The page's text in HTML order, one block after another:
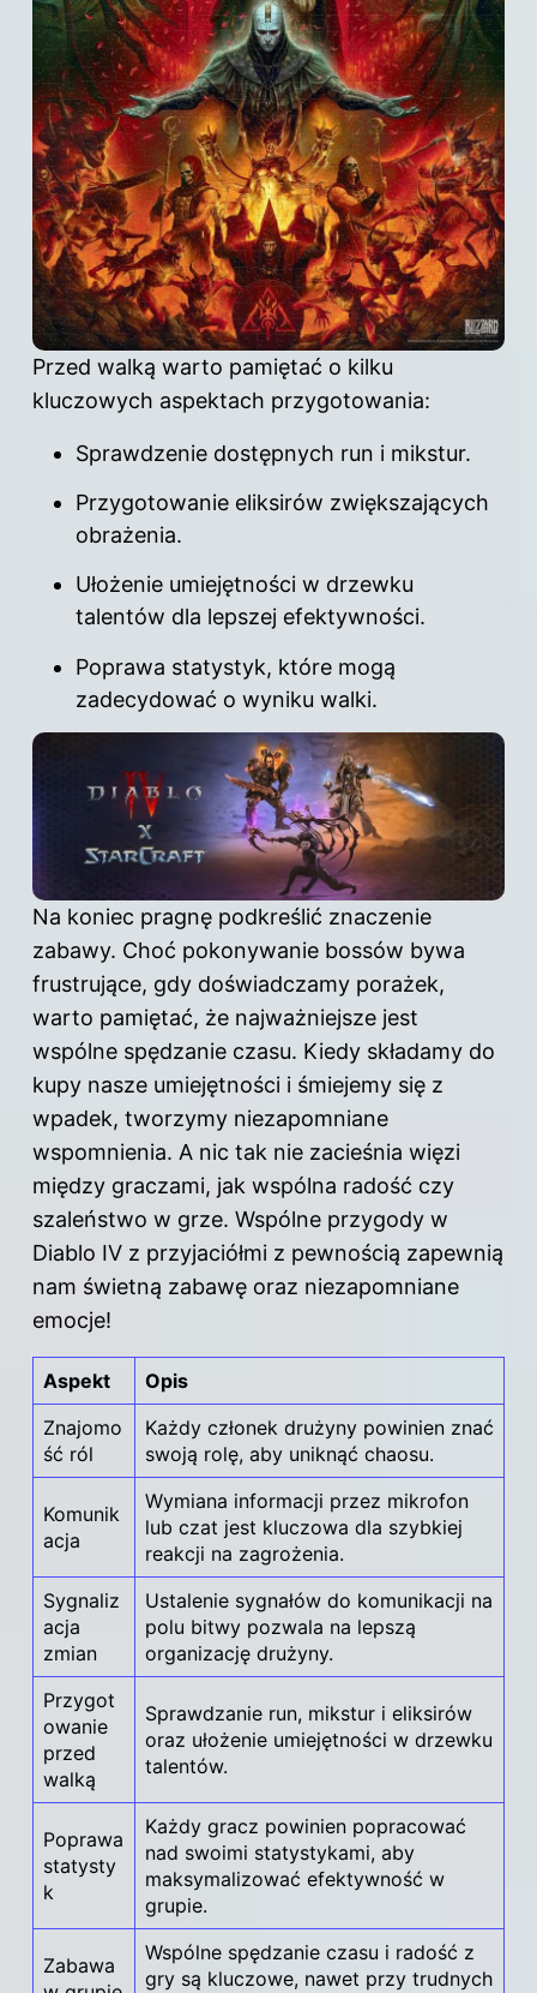
Przed walką warto pamiętać o kilku
kluczowych aspektach przygotowania:
Sprawdzenie dostępnych run i mikstur.
Przygotowanie eliksirów zwiększających
obrażenia.
Ułożenie umiejętności w drzewku
talentów dla lepszej efektywności.
Poprawa statystyk, które mogą
zadecydować o wyniku walki.
Na koniec pragnę podkreślić znaczenie
zabawy. Choć pokonywanie bossów bywa
frustrujące, gdy doświadczamy porażek,
warto pamiętać, że najważniejsze jest
wspólne spędzanie czasu. Kiedy składamy do
kupy nasze umiejętności i śmiejemy się z
wpadek, tworzymy niezapomniane
wspomnienia. A nic tak nie zacieśnia więzi
między graczami, jak wspólna radość czy
szaleństwo w grze. Wspólne przygody w
Diablo IV z przyjaciółmi z pewnością zapewnią
nam świetną zabawę oraz niezapomniane
emocje!
Aspekt
Opis
Znajomo
ść ról
Każdy członek drużyny powinien znać
swoją rolę, aby uniknąć chaosu.
Komunik
acja
Wymiana informacji przez mikrofon
lub czat jest kluczowa dla szybkiej
reakcji na zagrożenia.
Sygnaliz
acja
zmian
Ustalenie sygnałów do komunikacji na
polu bitwy pozwala na lepszą
organizację drużyny.
Przygot
owanie
przed
walką
Sprawdzanie run, mikstur i eliksirów
oraz ułożenie umiejętności w drzewku
talentów.
Poprawa
statysty
k
Każdy gracz powinien popracować
nad swoimi statystykami, aby
maksymalizować efektywność w
grupie.
Zabawa
Wspólne spędzanie czasu i radość z
gry są kluczowe, nawet przy trudnych